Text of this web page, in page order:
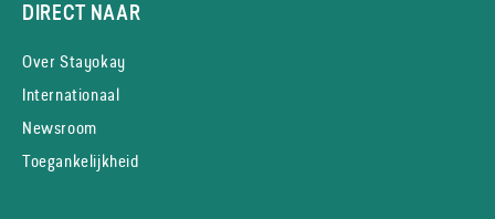
DIRECT NAAR
Over Stayokay
Internationaal
Newsroom
Toegankelijkheid